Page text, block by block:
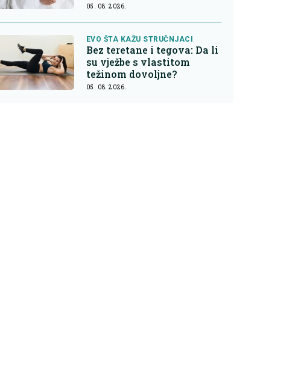
05. 08. 2026.
EVO ŠTA KAŽU STRUČNJACI
Bez teretane i tegova: Da li
su vježbe s vlastitom
težinom dovoljne?
05. 08. 2026.